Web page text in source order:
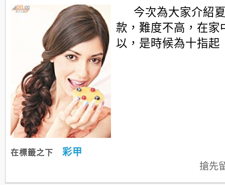
今次為大家介紹
款，難度不高，在家
以，是時候為十指起
在標籤之下
彩甲
搶先